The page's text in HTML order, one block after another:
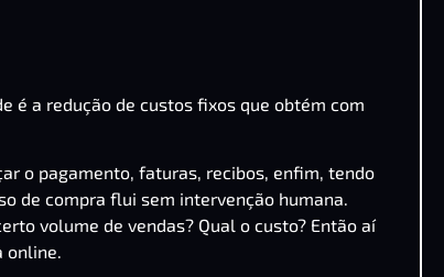
é a redução de custos fixos que obtém com
o pagamento, faturas, recibos, enfim, tendo
de compra flui sem intervenção humana.
volume de vendas? Qual o custo? Então aí
online.